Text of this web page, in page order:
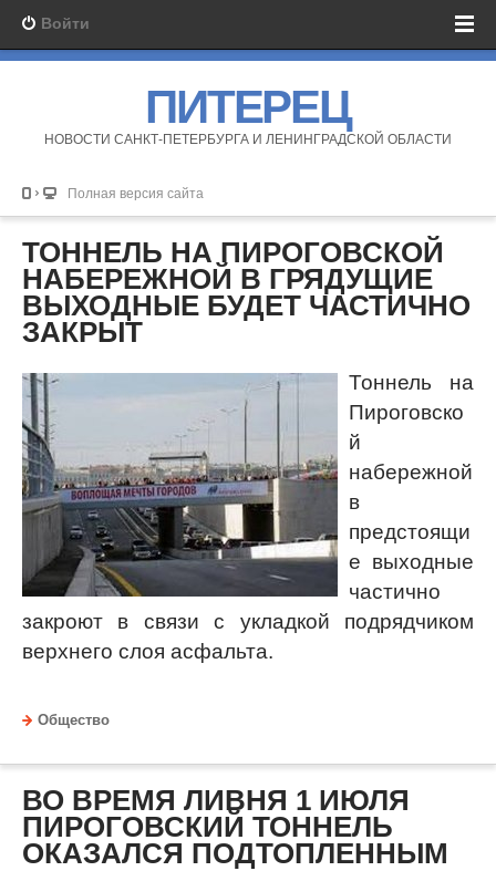
Войти
ПИТЕРЕЦ
НОВОСТИ САНКТ-ПЕТЕРБУРГА И ЛЕНИНГРАДСКОЙ ОБЛАСТИ
Полная версия сайта
ТОННЕЛЬ НА ПИРОГОВСКОЙ
НАБЕРЕЖНОЙ В ГРЯДУЩИЕ
ВЫХОДНЫЕ БУДЕТ ЧАСТИЧНО
ЗАКРЫТ
Тоннель на
Пироговско
й
набережной
в
предстоящи
е выходные
частично
закроют в связи с укладкой подрядчиком
верхнего слоя асфальта.
Общество
ВО ВРЕМЯ ЛИВНЯ 1 ИЮЛЯ
ПИРОГОВСКИЙ ТОННЕЛЬ
ОКАЗАЛСЯ ПОДТОПЛЕННЫМ